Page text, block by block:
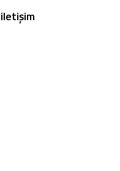
iletişim